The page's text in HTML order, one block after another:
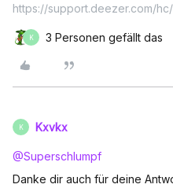
https://support.deezer.com/
K 3 Personen gefällt das
K Kxvkx
@Superschlumpf
Danke dir auch für deine